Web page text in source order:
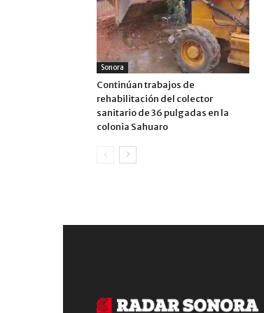
Sonora
Continúan trabajos de
rehabilitación del colector
sanitario de 36 pulgadas en la
colonia Sahuaro